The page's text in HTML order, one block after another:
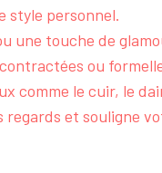
style personnel.
une touche de
ou
comme le cuir, le
et souligne